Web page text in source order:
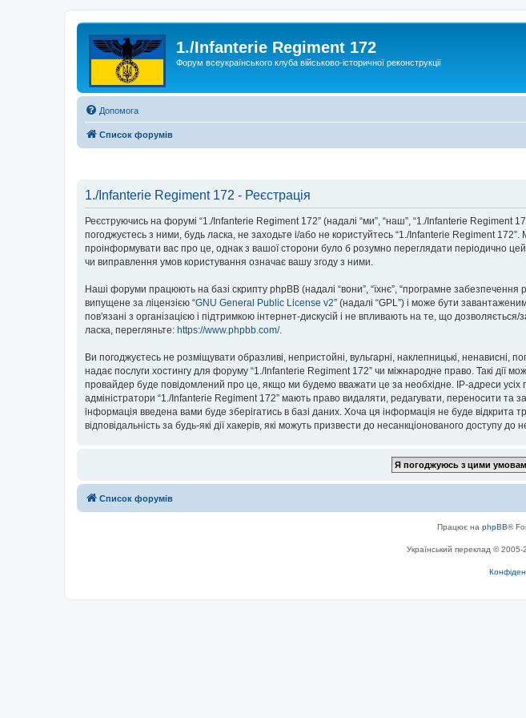
1./Infanterie Regiment 172
Форум всеукраїнського клуба військово-історичної реконструкції
Допомога
Список форумів
1./Infanterie Regiment 172 - Реєстрація
Реєструючись на форумі “1./Infanterie Regiment 172” (надалі “ми”, “наш”, “1./Infanterie Regiment
погоджуєтесь з ними, будь ласка, не заходьте і/або не користуйтесь “1./Infanterie Regiment
проінформувати вас про це, однак з вашої сторони було б розумно переглядати періодично
чи виправлення умов користування означає вашу згоду з ними.
Наші форуми працюють на базі скрипту phpBB (надалі “вони”, “їхнє”, “програмне
випущене за ліцензією “GNU General Public License v2” (надалі “GPL”) і може бути
пов'язані з організацією і підтримкою інтернет-дискусій і не впливають на те, що
ласка, перегляньте: https://www.phpbb.com/.
Ви погоджуєтесь не розміщувати образливі, непристойні, вульгарні, наклепницькі, ненависні,
надає послуги хостингу для форуму “1./Infanterie Regiment 172” чи міжнародне право. Такі дії
провайдер буде повідомлений про це, якщо ми будемо вважати це за необхідне. IP-адреси
адміністратори “1./Infanterie Regiment 172” мають право видаляти, редагувати, переносити та
інформація введена вами буде зберігатись в базі даних. Хоча ця інформація не буде відкрита
відповідальність за будь-які дії хакерів, які можуть призвести до несанкціонованого доступу до
Список форумів
Працює на phpBB®
Український переклад © 2005-